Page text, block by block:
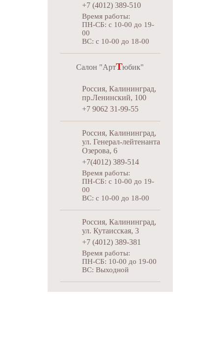
+7 (4012) 389-510
Время работы:
ПН-СБ: c 10-00 до 19-
00
ВС: c 10-00 до 18-00
Салон "АртТюбик"
Россия, Калининград,
пр.Ленинский, 100
+7 9062 31-99-55
Россия, Калининград,
ул. Генерал-лейтенанта
Озерова, 6
+7(4012) 389-514
Время работы:
ПН-СБ: c 10-00 до 19-
00
ВС: c 10-00 до 18-00
Россия, Калининград,
ул. Кутаисская, 3
+7 (4012) 389-381
Время работы:
ПН-СБ: 10-00 до 19-00
ВС: Выходной